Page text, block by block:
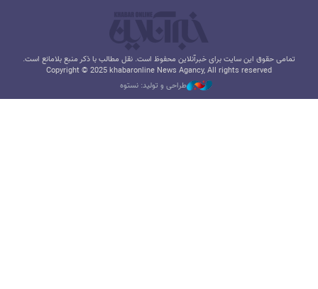
تمامی حقوق این سایت برای خبرآنلاین محفوظ است. نقل مطالب با ذکر منبع بلامانع است.
Copyright © 2025 khabaronline News Agancy, All rights reserved
طراحی و تولید: نستوه